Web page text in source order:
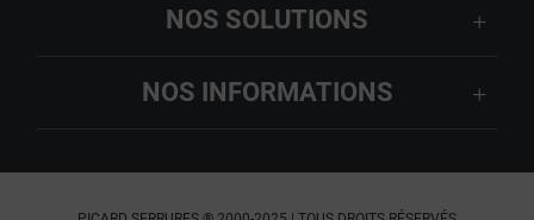
NOS SOLUTIONS
NOS INFORMATIONS